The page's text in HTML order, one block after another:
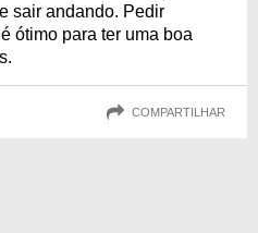
sair andando. Pedir
ótimo para ter uma boa
COMPARTILHAR